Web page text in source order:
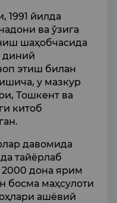
1991 йилда
ва ўзига
шаҳобчасида
диний
этиш билан
у мазкур
Тошкент ва
китоб
давомида
тайёрлаб
2000 дона ярим
босма маҳсулоти
ашёвий